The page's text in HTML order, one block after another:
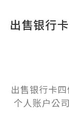
出售银行
出售银行卡
个人账户公